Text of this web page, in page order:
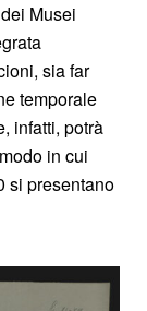
Musei
sia far
temporale
infatti, potrà
in cui
si presentano